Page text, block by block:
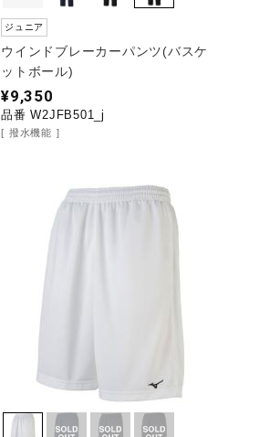
ジュニア
ウインドブレーカーパンツ(バスケ
ットボール)
¥9,350
品番 W2JFB501_j
撥水機能